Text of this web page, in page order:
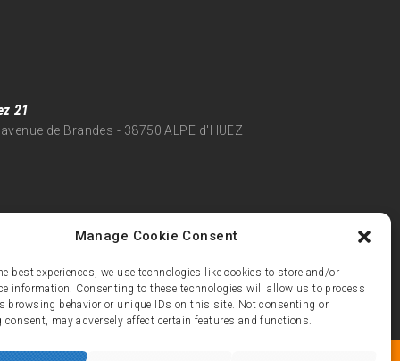
Manage Cookie Consent
best experiences, we use technologies like cookies to store and/or
information. Consenting to these technologies will allow us to process
browsing behavior or unique IDs on this site. Not consenting or
may adversely affect certain features and functions.
21
de Brandes - 38750 ALPE d'HUEZ